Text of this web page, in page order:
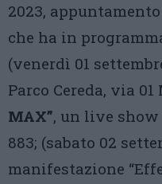
2023,
che ha in
(venerdì 01
Parco Cereda, via 01
MAX”, un live
883; (sabato 02
manifestazione